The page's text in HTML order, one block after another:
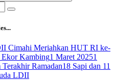
Cimahi Meriahkan HUT RI ke-
Ekor Kambing1 Maret 20251
Ramadan18 Sapi dan 11
LDII